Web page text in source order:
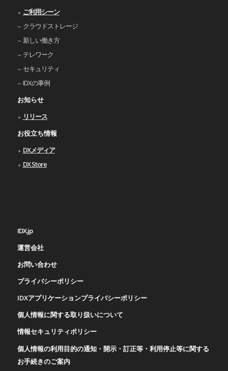
ご利⽤シーン
クラウドストレージ
新しい働き⽅
テレワーク
セキュリティ
IDXの事例
お知らせ
リリース
お役立ち情報
DXメディア
DX Store
IDX.jp
運営会社
お問い合わせ
プライバシーポリシー
IDXアプリケーションプライバシーポリシー
個人情報に関する取り扱いについて
情報セキュリティポリシー
個人情報の利用目的の通知・開示・訂正等・利用停止等に関する
お手続きのご案内